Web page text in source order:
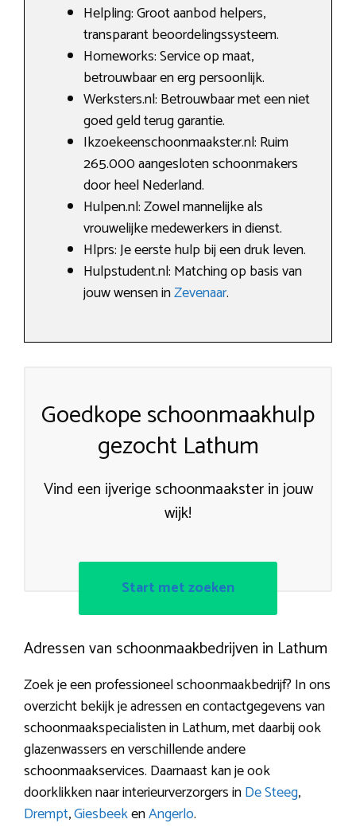
Helpling: Groot aanbod helpers,
transparant beoordelingssysteem.
Homeworks: Service op maat,
betrouwbaar en erg persoonlijk.
Werksters.nl: Betrouwbaar met een niet
goed geld terug garantie.
Ikzoekeenschoonmaakster.nl: Ruim
265.000 aangesloten schoonmakers
door heel Nederland.
Hulpen.nl: Zowel mannelijke als
vrouwelijke medewerkers in dienst.
Hlprs: Je eerste hulp bij een druk leven.
Hulpstudent.nl: Matching op basis van
jouw wensen inZevenaar.
Goedkope schoonmaakhulp
gezocht Lathum
Vind een ijverige schoonmaakster in jouw
wijk!
Start met zoeken
Adressen van schoonmaakbedrijven in Lathum
Zoek je een professioneel schoonmaakbedrijf? In ons
overzicht bekijk je adressen en contactgegevens van
schoonmaakspecialisten in Lathum, met daarbij ook
glazenwassers en verschillende andere
schoonmaakservices. Daarnaast kan je ook
doorklikken naar interieurverzorgers inDe Steeg,
Drempt,GiesbeekenAngerlo.